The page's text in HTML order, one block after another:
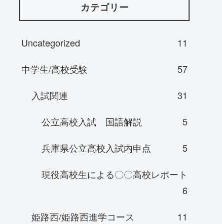
カテゴリー
Uncategorized
11
中学生/高校受験
57
入試関連
31
公立高校入試 国語解説
5
兵庫県公立高校入試内申点
5
現役高校生による〇〇高校レポート
6
姫路西/姫路西進学コース
11